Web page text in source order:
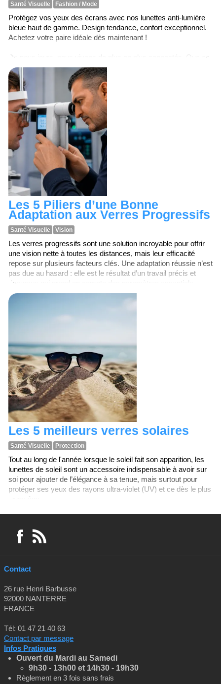
Santé Visuelle Fashion / Mode
Protégez vos yeux des écrans avec nos lunettes anti-lumière
bleue haut de gamme. Design tendance, confort exceptionnel.
Achetez votre paire idéale dès maintenant !
De nous jours, nous vivons de plus en plus connectés. Que ce
soit pour les loisirs, le travail ou les réseaux sociaux, nous
fixons constamment des écrans nous exposant à la lumière
bleue nocive émise par nos smartphones, tablettes et
ordinateurs. Cette exposition souvent longue peut
malheureusement entraîner des problèmes de santé oculaire.
Les 5 Piliers d’une Bonne
Adaptation aux Verres Progressifs
Santé Visuelle Vision
Les verres progressifs sont une solution incroyable pour offrir
une vision nette à toutes les distances, mais leur efficacité
repose sur plusieurs facteurs clés. Une adaptation réussie n’est
pas due au hasard : elle est le résultat d’un travail précis et
rigoureux qui prend en compte des paramètres essentiels.
Dans cet articles, vous trouverez lescinq piliers
fondamentaux
pour garantir une adaptation optimale aux
verres progressifs.
Les 5 meilleurs verres solaires
Santé Visuelle Protection
Tout au long de l'année lorsque le soleil fait son apparition, les
lunettes de soleil sont un accessoire indispensable à avoir sur
soi pour ajouter de l’élégance à sa tenue, mais surtout pour
protéger ses yeux des rayons ultra-violet (UV) et ce dès le plus
jeune âge.
protection (de 0 à 4) adaptées en fonction de vos besoins, et
des conditions météorologiques
Contact
26 rue Henri Barbusse
92000 NANTERRE
FRANCE
Tél: 01 47 21 40 63
Contact par message
Infos Pratiques
Ouvert du Mardi au Samedi
9h30 - 13h00 et 14h30 - 19h30
Règlement en 3 fois sans frais